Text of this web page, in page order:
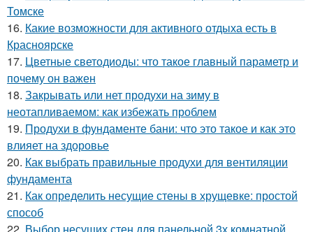
Томске
16. Какие возможности для активного отдыха есть в
Красноярске
17. Цветные светодиоды: что такое главный параметр и
почему он важен
18. Закрывать или нет продухи на зиму в
неотапливаемом: как избежать проблем
19. Продухи в фундаменте бани: что это такое и как это
влияет на здоровье
20. Как выбрать правильные продухи для вентиляции
фундамента
21. Как определить несущие стены в хрущевке: простой
способ
22. Выбор несущих стен для панельной 3х комнатной